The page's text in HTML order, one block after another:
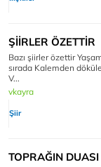
ŞİİRLER ÖZETTİR
Bazı şiirler özettir
sırada Kalemden
V...
vkayra
Şiir
TOPRAĞIN DUASI